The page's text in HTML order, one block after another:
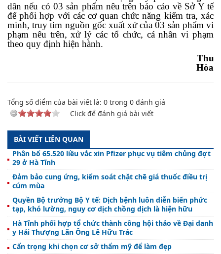
dân nếu có 03sản phẩm nêu trên báo cáo về Sở Y tế
để phối hợp với các cơ quan chức năng kiểm tra, xác
minh, truy tìm nguồn gốc xuất xứ của 03 sản phẩm vi
phạm nêu trên, xử lý các tổ chức, cá nhân vi phạm
theo quy định hiện hành.
Thu
Hòa
Tổng số điểm của bài viết là: 0 trong 0 đánh giá
Click để đánh giá bài viết
BÀI VIẾT LIÊN QUAN
Phân bổ 65.520 liều vắc xin Pfizer phục vụ tiêm chủng đợt
29 ở Hà Tĩnh
Đảm bảo cung ứng, kiểm soát chặt chẽ giá thuốc điều trị
cúm mùa
Quyền Bộ trưởng Bộ Y tế: Dịch bệnh luôn diễn biến phức
tạp, khó lường, nguy cơ dịch chồng dịch là hiện hữu
Hà Tĩnh phối hợp tổ chức thành công hội thảo về Đại danh
y Hải Thượng Lãn Ông Lê Hữu Trác
Cẩn trọng khi chọn cơ sở thẩm mỹ để làm đẹp